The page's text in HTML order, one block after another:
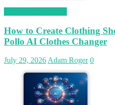
How to Create Clothing
Pollo AI Clothes Changer
July 29, 2026Adam Roger 0